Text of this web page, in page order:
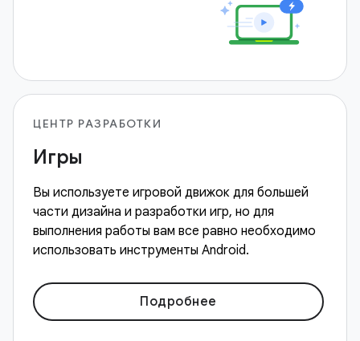
ЦЕНТР РАЗРАБОТКИ
Игры
Вы используете игровой движок для большей
части дизайна и разработки игр, но для
выполнения работы вам все равно необходимо
использовать инструменты Android.
Подробнее